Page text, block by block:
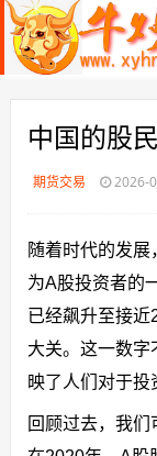
中国的股
期货交易 2026-
随着时代的发
为A股投资者的
已经飙升至接近
大关。这一数字
映了人们对于投
回顾过去，我